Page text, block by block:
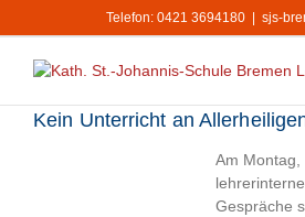
Inhalt
springen
Telefon: 0421 3694180 sjs-
Kein Unterricht an
Am Montag,
Gespräche